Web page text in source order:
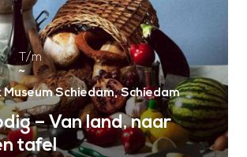
T/m
~
Schiedam Schiedam
– Van land, naar
tafel